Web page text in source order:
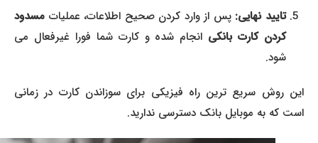
تایید نهایی:پس از وارد کردن صحیح اطلاعات، عملیاتمسدود
کردن کارت بانکیانجام شده و کارت شما فورا غیرفعال می
شود.
این روش سریع ترین راه فیزیکی برای سوزاندن کارت در زمانی
است که به موبایل بانک دسترسی ندارید.